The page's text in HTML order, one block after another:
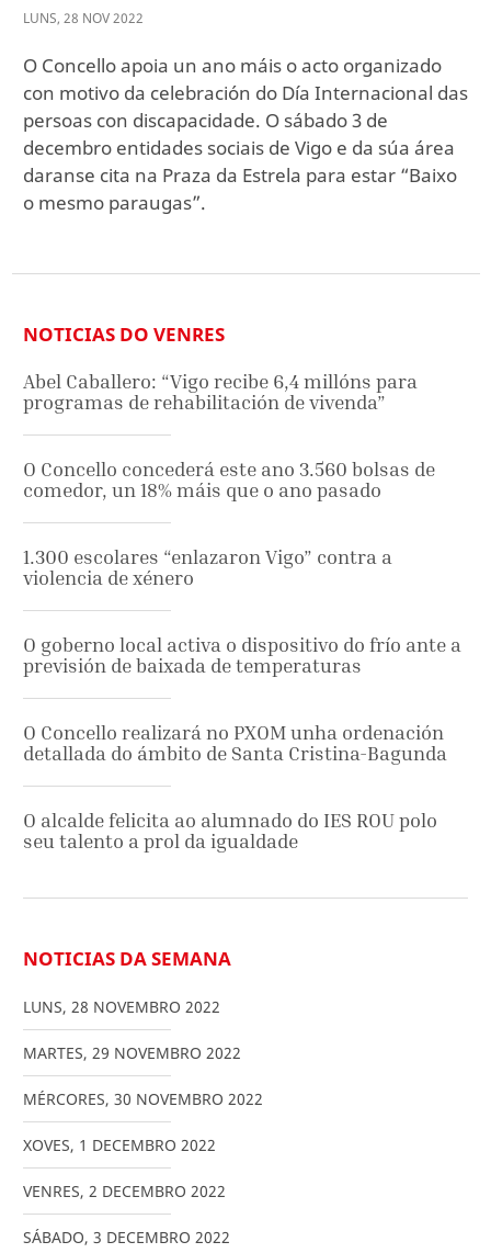
LUNS, 28 NOV2022
O Concello apoia un ano máis o acto organizado
con motivo da celebración do Día Internacional das
persoas con discapacidade. O sábado 3 de
decembro entidades sociais de Vigo e da súa área
daranse cita na Praza da Estrela para estar “Baixo
o mesmo paraugas”.
NOTICIAS DO VENRES
Abel Caballero: “Vigo recibe 6,4 millóns para
programas de rehabilitación de vivenda”
O Concello concederá este ano 3.560 bolsas de
comedor, un 18% máis que o ano pasado
1.300 escolares “enlazaron Vigo” contra a
violencia de xénero
O goberno local activa o dispositivo do frío ante a
previsión de baixada de temperaturas
O Concello realizará no PXOM unha ordenación
detallada do ámbito de Santa Cristina-Bagunda
O alcalde felicita ao alumnado do IES ROU polo
seu talento a prol da igualdade
NOTICIAS DA SEMANA
LUNS, 28 NOVEMBRO 2022
MARTES, 29 NOVEMBRO 2022
MÉRCORES, 30 NOVEMBRO 2022
XOVES, 1 DECEMBRO 2022
VENRES, 2 DECEMBRO 2022
SÁBADO, 3 DECEMBRO 2022